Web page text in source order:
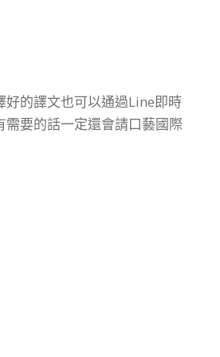
的譯文也可以通過Line即時
要的話一定還會請口藝國際